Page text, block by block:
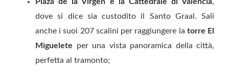
dove si dice sia custodito il Santo Graal. Sali
anche i suoi 207 scalini per raggiungere la torre El
Miguelete per una vista panoramica della città,
perfetta al tramonto;